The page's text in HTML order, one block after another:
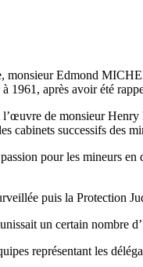
monsieur Edmond
1961, après avoir été
de monsieur
cabinets successifs des
pour les mineurs en
puis la Protection
un certain nombre
représentant les